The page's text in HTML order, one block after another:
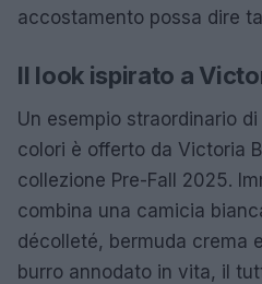
accostamento possa dire
Il look ispirato a
Un esempio straordinario
colori è offerto da Victoria
collezione Pre-Fall 2025.
combina una camicia
décolleté, bermuda crema
burro annodato in vita, il